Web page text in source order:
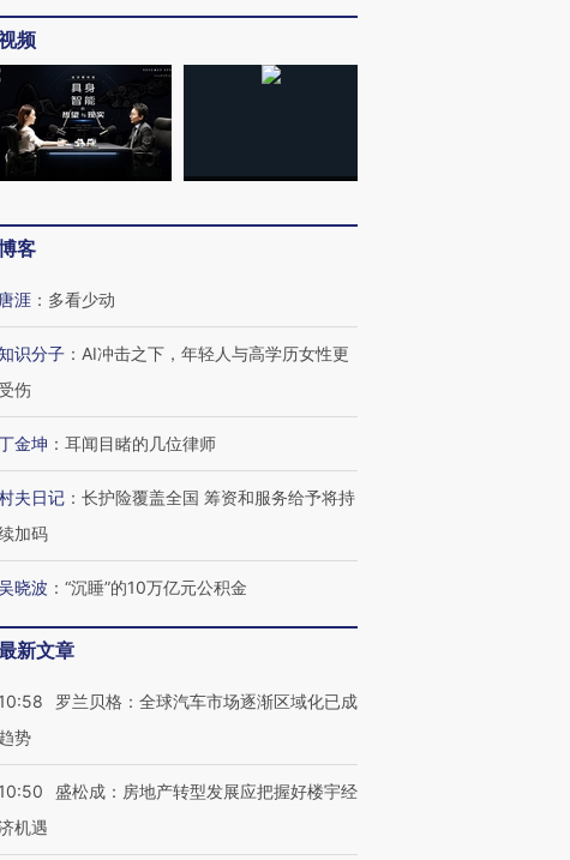
员跨国走私7万
要防空导弹“救急”
走进第四届链博
有意思的生活方式·第三对
住三大增长引擎是什么？
频
客
唐涯 ： 多看少动
识分子 ： AI冲击之下，年轻人与高学历女性更
伤
金坤 ： 耳闻目睹的几位律师
夫日记 ： 长护险覆盖全国 筹资和服务给予将持
加码
晓波 ： “沉睡”的10万亿元公积金
新文章
10:58
罗兰贝格：全球汽车市场逐渐区域化已成
趋势
10:50
盛松成：房地产转型发展应把握好楼宇经
机遇